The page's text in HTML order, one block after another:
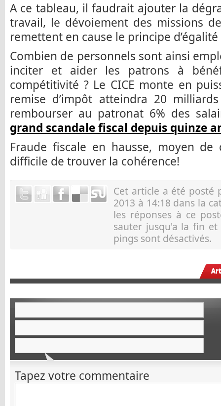
A ce tableau, il faudrait ajouter la
travail, le dévoiement des missions
remettent en cause le principe
Combien de personnels sont ainsi
inciter et aider les patrons à
compétitivité ? Le CICE monte en
remise d’impôt atteindra 20
rembourser au patronat 6% des
grand scandale fiscal depuis quinze
Fraude fiscale en hausse, moyen
difficile de trouver la cohérence!
Cet article a été posté
2013 à 14:18 dans la
les réponses à ce
sauter jusqu'a la fin et
pings sont désactivés.
Tapez votre commentaire